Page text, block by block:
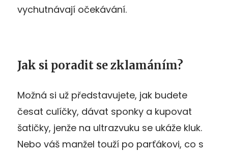
vychutnávají očekávání.
Jak si poradit se zklamáním?
Možná si už představujete, jak budete
česat culíčky, dávat sponky a kupovat
šatičky, jenže na ultrazvuku se ukáže kluk.
Nebo váš manžel touží po parťákovi, co s